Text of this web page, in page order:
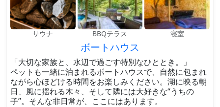
サウナ BBQテラス 寝室
ボートハウス
「大切な家族と、水辺で過ごす特別なひととき。」
ペットも一緒に泊まれるボートハウスで、自然に包まれ
ながら心ほどける時間をお楽しみください。湖に映る朝
日、風に揺れる木々、そして隣には大好きな“うちの
子”。そんな非日常が、ここにはあります。